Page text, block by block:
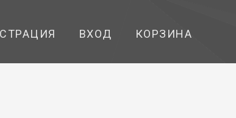
ВХОД КОРЗИНА